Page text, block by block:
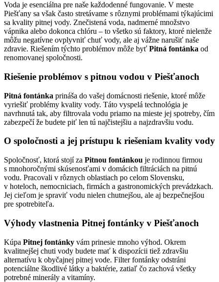
Voda je esenciálna pre naše každodenné fungovanie. V meste
Piešťany sa však často stretávame s rôznymi problémami týkajúcimi
sa kvality pitnej vody. Znečistená voda, nadmerné množstvo
vápnika alebo dokonca chlóru – to všetko sú faktory, ktoré nielenže
môžu negatívne ovplyvniť chuť vody, ale aj vážne narušiť naše
zdravie. Riešením týchto problémov môže byť Pitná fontánka od
renomovanej spoločnosti.
Riešenie problémov s pitnou vodou v Piešťanoch
Pitná fontánka prináša do vašej domácnosti riešenie, ktoré môže
vyriešiť problémy kvality vody. Táto vyspelá technológia je
navrhnutá tak, aby filtrovala vodu priamo na mieste jej spotreby, čím
zabezpečí že budete piť len tú najčistejšiu a najzdravšiu vodu.
O spoločnosti a jej prístupu k riešeniam kvality vody
Spoločnosť, ktorá stojí za Pitnou fontánkou je rodinnou firmou
s mnohoročnými skúsenosťami v domácich filtráciách na pitnú
vodu. Pracovali v rôznych oblastiach po celom Slovensku,
v hoteloch, nemocniciach, firmách a gastronomických prevádzkach.
Jej cieľom je spraviť vodu nielen chutnejšou, ale aj bezpečnejšou
pre spotrebiteľa.
Výhody vlastnenia Pitnej fontánky v Piešťanoch
Kúpa Pitnej fontánky vám prinesie mnoho výhod. Okrem
kvalitnejšej chuti vody budete mať k dispozícii tiež zdravšiu
alternatívu k obyčajnej pitnej vode. Filter fontánky odstráni
potenciálne škodlivé látky a baktérie, zatiaľ čo zachová všetky
potrebné minerály a vitamíny.